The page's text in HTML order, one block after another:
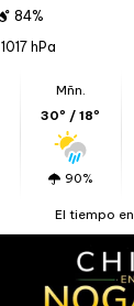
84%
1017 hPa
Mñn.
30º / 18º
90%
El tiempo